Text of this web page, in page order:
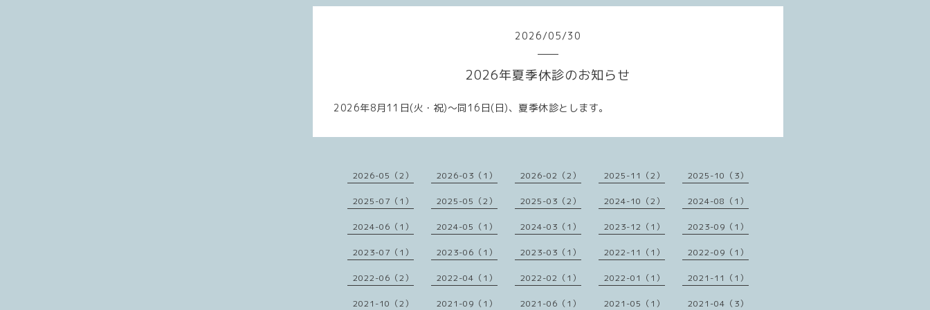
2026/05/30
2026年夏季休診のお知らせ
2026年8月11日(火・祝)～同16日(日)、夏季休診とします。
2026-05（2） 2026-03（1） 2026-02（2） 2025-11（2） 2025-10（3）
2025-07（1） 2025-05（2） 2025-03（2） 2024-10（2） 2024-08（1）
2024-06（1） 2024-05（1） 2024-03（1） 2023-12（1） 2023-09（1）
2023-07（1） 2023-06（1） 2023-03（1） 2022-11（1） 2022-09（1）
2022-06（2） 2022-04（1） 2022-02（1） 2022-01（1） 2021-11（1）
2021-10（2） 2021-09（1） 2021-06（1） 2021-05（1） 2021-04（3）